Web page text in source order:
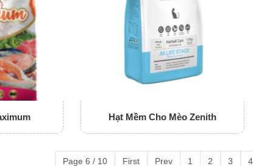
Hạt Mềm Cho Mèo Zenith
Page 6 / 10 First Prev 1 2 3 4